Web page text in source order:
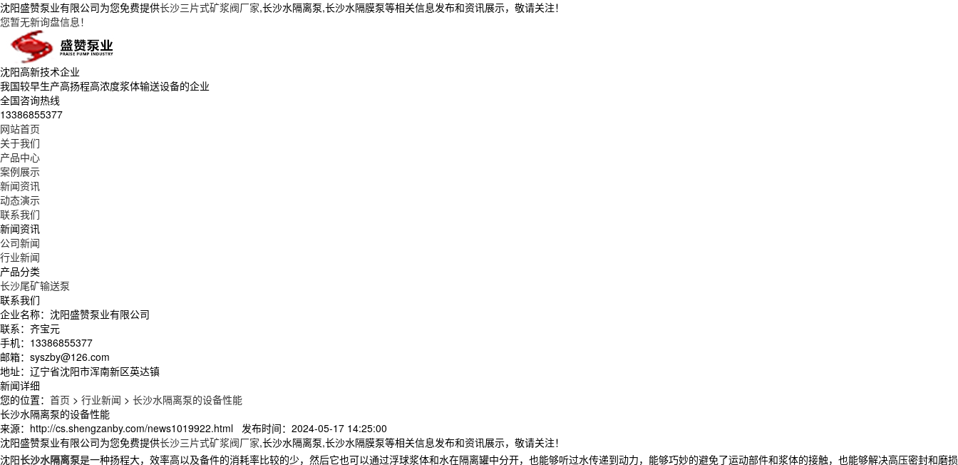
沈阳盛赞泵业有限公司为您免费提供长沙三片式矿浆阀厂家,长沙水隔离泵,长沙水隔膜泵等相关信息发布和资讯展示，敬请关注！
您暂无新询盘信息！
沈阳高新技术企业
我国较早生产高扬程高浓度浆体输送设备的企业
全国咨询热线
13386855377
网站首页
关于我们
产品中心
案例展示
新闻资讯
动态演示
联系我们
新闻资讯
公司新闻
行业新闻
产品分类
长沙尾矿输送泵
联系我们
企业名称：沈阳盛赞泵业有限公司
联系：齐宝元
手机：13386855377
邮箱：syszby@126.com
地址：辽宁省沈阳市浑南新区英达镇
新闻详细
您的位置： 首页 > 行业新闻 > 长沙水隔离泵的设备性能
长沙水隔离泵的设备性能
来源：http://cs.shengzanby.com/news1019922.html 发布时间：2024-05-17 14:25:00
沈阳盛赞泵业有限公司为您免费提供长沙三片式矿浆阀厂家,长沙水隔离泵,长沙水隔膜泵等相关信息发布和资讯展示，敬请关注！
沈阳长沙水隔离泵是一种扬程大，效率高以及备件的消耗率比较的少，然后它也可以通过浮球浆体和水在隔离罐中分开，也能够听过水传递到动力，能够巧妙的避免了运动部件和浆体的接触，也能够解决高压密封和磨损